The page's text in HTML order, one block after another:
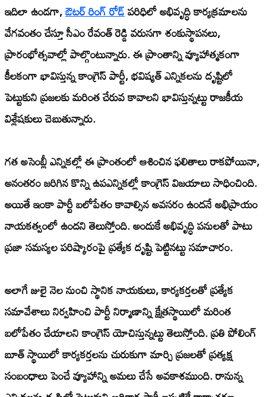
ఇదిలా ఉండగా,ఔటర్ రింగ్ రోడ్పరిధిలో అభివృద్ధి కార్యక్రమాలను
వేగవంతం చేస్తూ సీఎం రేవంత్ రెడ్డి వరుసగా శంకుస్థాపనలు,
ప్రారంభోత్సవాల్లో పాల్గొంటున్నారు. ఈ ప్రాంతాన్ని వ్యూహాత్మకంగా
కీలకంగా భావిస్తున్న కాంగ్రెస్ పార్టీ, భవిష్యత్ ఎన్నికలను దృష్టిలో
పెట్టుకుని ప్రజలకు మరింత చేరువ కావాలని భావిస్తున్నట్టు రాజకీయ
విశ్లేషకులు చెబుతున్నారు.
గత అసెంబ్లీ ఎన్నికల్లో ఈ ప్రాంతంలో ఆశించిన ఫలితాలు రాకపోయినా,
అనంతరం జరిగిన కొన్ని ఉపఎన్నికల్లో కాంగ్రెస్ విజయాలు సాధించింది.
అయితే ఇంకా పార్టీ బలోపేతం కావాల్సిన అవసరం ఉందనే అభిప్రాయం
నాయకత్వంలో ఉందని తెలుస్తోంది. అందుకే అభివృద్ధి పనులతో పాటు
ప్రజా సమస్యల పరిష్కారంపై ప్రత్యేక దృష్టి పెట్టినట్టు సమాచారం.
అలాగే జులై నెల నుంచి స్థానిక నాయకులు, కార్యకర్తలతో ప్రత్యేక
సమావేశాలు నిర్వహించి పార్టీ నిర్మాణాన్ని క్షేత్రస్థాయిలో మరింత
బలోపేతం చేయాలని కాంగ్రెస్ యోచిస్తున్నట్టు తెలుస్తోంది. ప్రతి పోలింగ్
బూత్ స్థాయిలో కార్యకర్తలను చురుకుగా మార్చి ప్రజలతో ప్రత్యక్ష
సంబంధాలు పెంచే వ్యూహాన్ని అమలు చేసే అవకాశముంది. రానున్న